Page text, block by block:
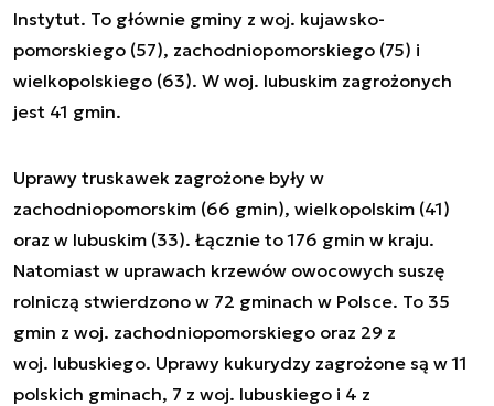
Instytut. To głównie gminy z woj. kujawsko-
pomorskiego (57), zachodniopomorskiego (75) i
wielkopolskiego (63). W woj. lubuskim zagrożonych
jest 41 gmin.
Uprawy truskawek zagrożone były w
zachodniopomorskim (66 gmin), wielkopolskim (41)
oraz w lubuskim (33). Łącznie to 176 gmin w kraju.
Natomiast w uprawach krzewów owocowych suszę
rolniczą stwierdzono w 72 gminach w Polsce. To 35
gmin z woj. zachodniopomorskiego oraz 29 z
woj. lubuskiego. Uprawy kukurydzy zagrożone są w 11
polskich gminach, 7 z woj. lubuskiego i 4 z